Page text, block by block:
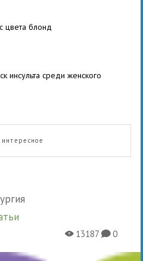
цвета блонд
инсульта среди женского
X13187K0